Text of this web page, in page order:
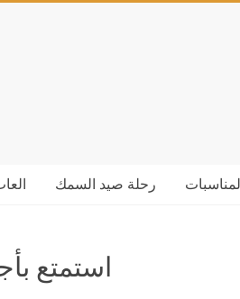
رحلة صيد السمك
استمتع